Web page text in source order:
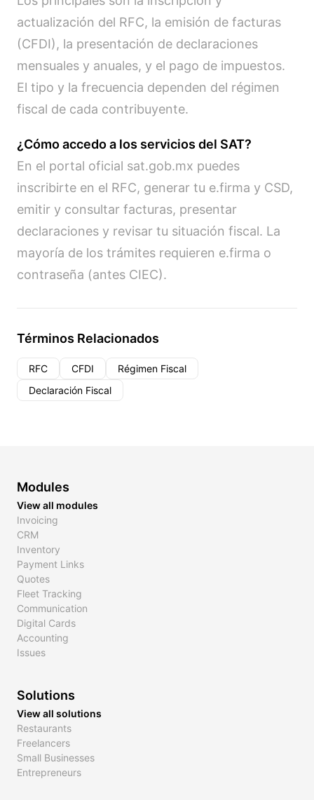
actualización del RFC, la emisión de facturas
(CFDI), la presentación de declaraciones
mensuales y anuales, y el pago de impuestos.
El tipo y la frecuencia dependen del régimen
fiscal de cada contribuyente.
¿Cómo accedo a los servicios del SAT?
En el portal oficial sat.gob.mx puedes
inscribirte en el RFC, generar tu e.firma y CSD,
emitir y consultar facturas, presentar
declaraciones y revisar tu situación fiscal. La
mayoría de los trámites requieren e.firma o
contraseña (antes CIEC).
Términos Relacionados
RFC CFDI
Régimen Fiscal
Declaración Fiscal
Modules
View all modules
Invoicing
CRM
Inventory
Payment Links
Quotes
Fleet Tracking
Communication
Digital Cards
Accounting
Issues
Solutions
View all solutions
Restaurants
Freelancers
Small Businesses
Entrepreneurs